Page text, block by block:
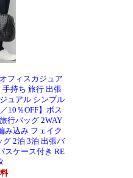
フィスカジュア
持ち 旅行 出張
ュアル シンプル
10％OFF】ボス
行バッグ 2WAY
み込み フェイク
グ 2泊 3泊 出張バ
スケース付き RE